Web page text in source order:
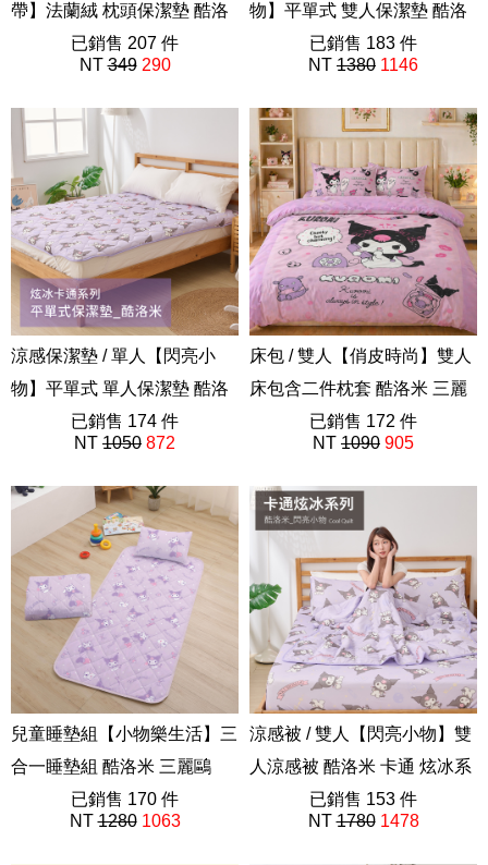
帶】法蘭絨 枕頭保潔墊 酷洛
米 正版授權 三麗鷗
已銷售 207 件
NT349 290
物】平單式 雙人保潔墊 酷洛
米 卡通 炫冰系列
已銷售 183 件
NT 1380 1146
涼感保潔墊 / 單人【閃亮小
物】平單式 單人保潔墊 酷洛
米 卡通 炫冰系列
已銷售 174 件
NT 1050 872
床包 / 雙人【俏皮時尚】雙人
床包含二件枕套 酷洛米 三麗
已銷售 172 件
NT 1090 905
兒童睡墊組【小物樂生活】三
合一睡墊組 酷洛米 三麗鷗
ACM005已銷售 170 件
NT1280 1063
涼感被 / 雙人【閃亮小物】雙
人涼感被 酷洛米 卡通 炫冰系
已銷售 153 件
NT1780 1478